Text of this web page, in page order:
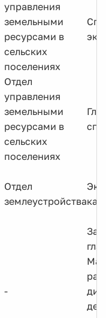
управления
земельными
ресурсами в
сельских
поселениях
Отдел
управления
земельными
ресурсами в
сельских
поселениях
Отдел
землеустройства
-